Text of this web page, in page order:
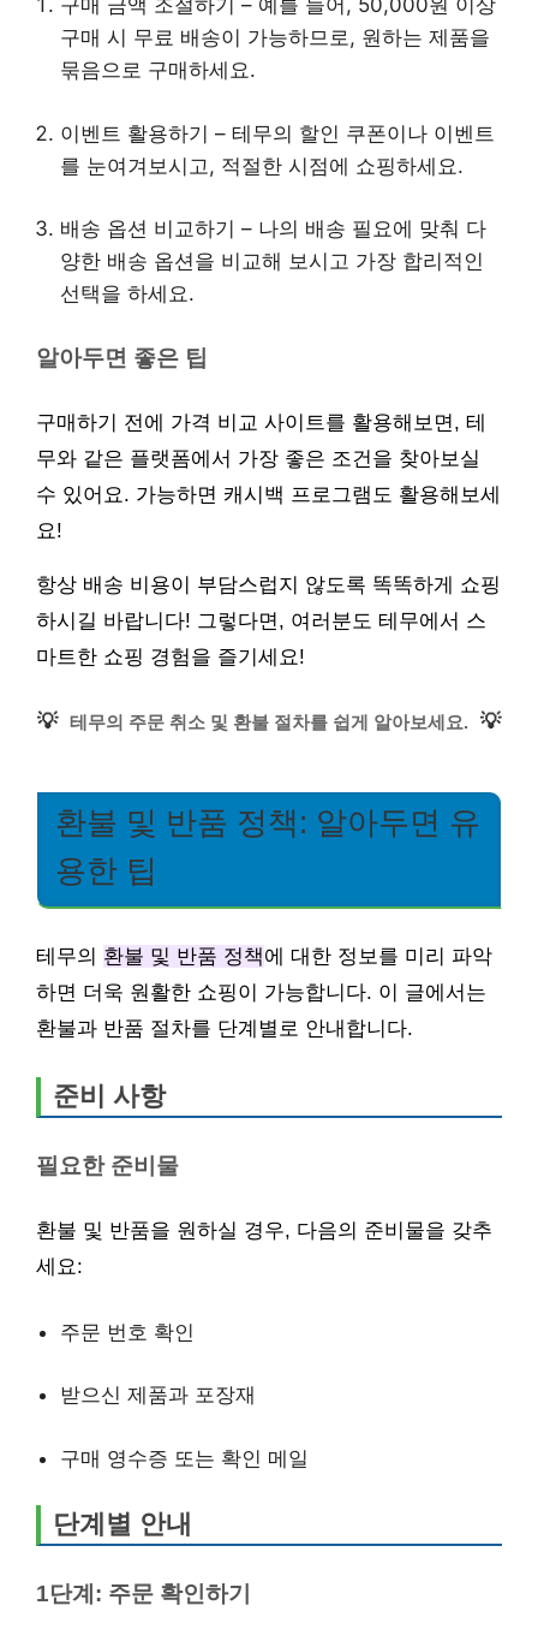
구매 금액 조절하기 – 예를 들어, 50,000원 이상
구매 시 무료 배송이 가능하므로, 원하는 제품을
묶음으로 구매하세요.
이벤트 활용하기 – 테무의 할인 쿠폰이나 이벤트
를 눈여겨보시고, 적절한 시점에 쇼핑하세요.
배송 옵션 비교하기 – 나의 배송 필요에 맞춰 다
양한 배송 옵션을 비교해 보시고 가장 합리적인
선택을 하세요.
알아두면 좋은 팁
구매하기 전에 가격 비교 사이트를 활용해보면, 테
무와 같은 플랫폼에서 가장 좋은 조건을 찾아보실
수 있어요. 가능하면 캐시백 프로그램도 활용해보세
요!
항상 배송 비용이 부담스럽지 않도록 똑똑하게 쇼핑
하시길 바랍니다! 그렇다면, 여러분도 테무에서 스
마트한 쇼핑 경험을 즐기세요!
💡 테무의 주문 취소 및 환불 절차를 쉽게 알아보세요. 💡
환불 및 반품 정책: 알아두면 유
용한 팁
테무의 환불 및 반품 정책에 대한 정보를 미리 파악
하면 더욱 원활한 쇼핑이 가능합니다. 이 글에서는
환불과 반품 절차를 단계별로 안내합니다.
준비 사항
필요한 준비물
환불 및 반품을 원하실 경우, 다음의 준비물을 갖추
세요:
주문 번호 확인
받으신 제품과 포장재
구매 영수증 또는 확인 메일
단계별 안내
1단계: 주문 확인하기